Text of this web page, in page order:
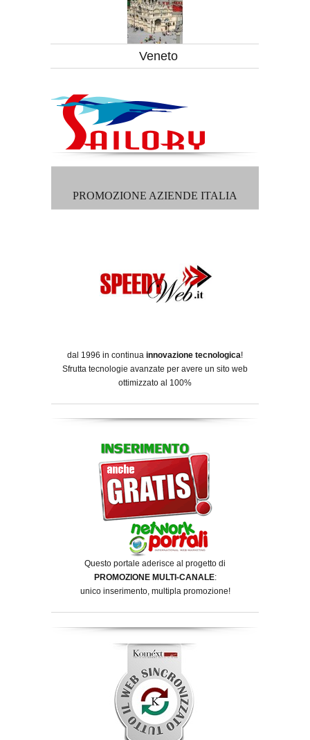
Veneto
PROMOZIONE AZIENDE ITALIA
dal 1996 in continua innovazione tecnologica!
Sfrutta tecnologie avanzate per avere un sito web
ottimizzato al 100%
Questo portale aderisce al progetto di
PROMOZIONE MULTI-CANALE:
unico inserimento, multipla promozione!